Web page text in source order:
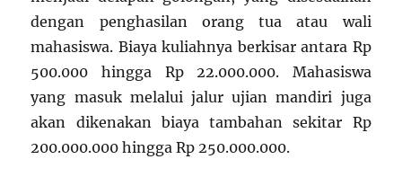
dengan penghasilan orang tua atau wali
mahasiswa. Biaya kuliahnya berkisar antara Rp
500.000 hingga Rp 22.000.000. Mahasiswa
yang masuk melalui jalur ujian mandiri juga
akan dikenakan biaya tambahan sekitar Rp
200.000.000 hingga Rp 250.000.000.